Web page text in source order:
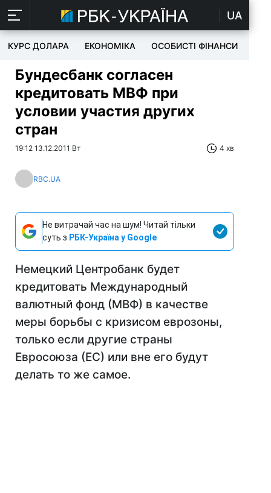
UA
КУРС ДОЛАРА ЕКОНОМІКА ОСОБИСТІ ФІНАНСИ
Бундесбанк согласен
кредитовать МВФ при
условии участия других
стран
19:12 13.12.2011 Вт 4 хв
RBC.UA
Не витрачай час на шум! Читай тільки
суть з РБК-Україна у Google
Немецкий Центробанк будет
кредитовать Международный
валютный фонд (МВФ) в качестве
меры борьбы с кризисом еврозоны,
только если другие страны
Евросоюза (ЕС) или вне его будут
делать то же самое.